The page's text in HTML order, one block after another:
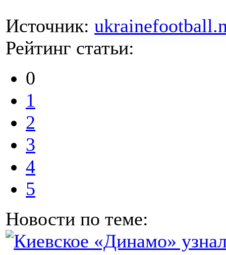
Источник:
Рейтинг статьи:
0
1
2
3
4
5
Новости по теме: